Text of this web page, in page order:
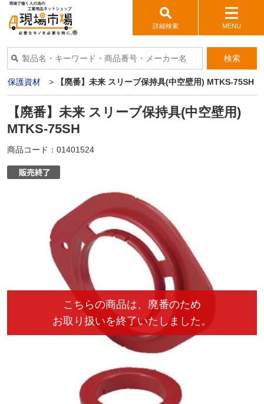
詳細検索 MENU
検索
保護資材 > 【廃番】未来 スリーブ保持具(中空壁用) MTKS-75SH
【廃番】未来 スリーブ保持具(中空壁用)
MTKS-75SH
商品コード： 01401524